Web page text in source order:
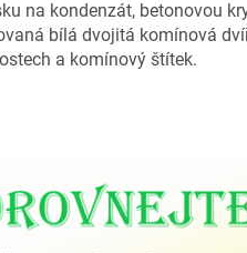
na kondenzát, betonovou
bílá dvojitá komínová
a komínový štítek.